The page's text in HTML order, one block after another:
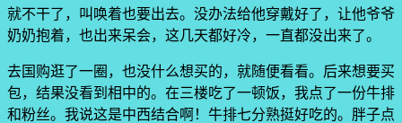
就不干了，叫唤着也要出去。没办法给他穿戴好了，让他爷爷
奶奶抱着，也出来呆会，这几天都好冷，一直都没出来了。
去国购逛了一圈，也没什么想买的，就随便看看。后来想要买
包，结果没看到相中的。在三楼吃了一顿饭，我点了一份牛排
和粉丝。我说这是中西结合啊！牛排七分熟挺好吃的。胖子点